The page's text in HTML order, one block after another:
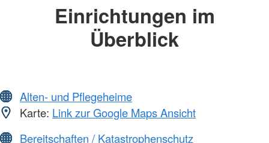
Einrichtungen im
Überblick
Alten- und Pflegeheime
Karte: Link zur Google Maps Ansicht
Bereitschaften / Katastrophenschutz